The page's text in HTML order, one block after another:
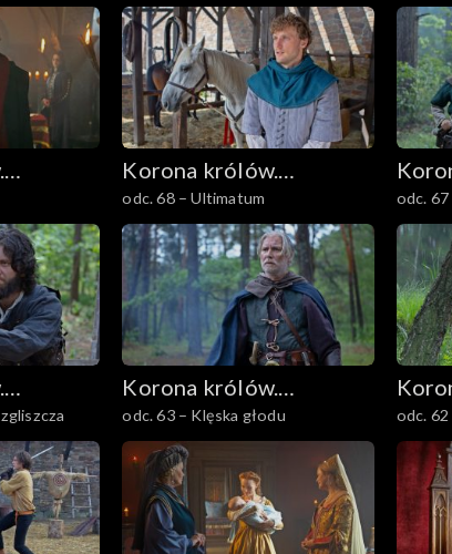
Korona królów.
Jagiellonowie
odc. 68 – Ultimatum odc.
Korona królów.
Jagiellonowie
odc. 63 – Klęska głodu odc.